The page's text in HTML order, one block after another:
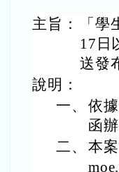
主旨：
「
17日
送發
說明：
一、 依
函辦
二、 本